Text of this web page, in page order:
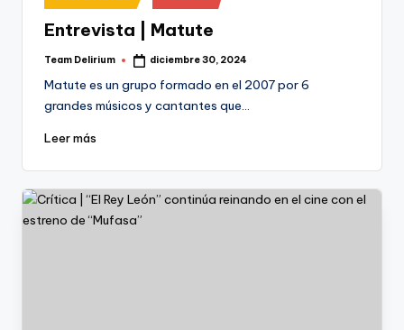
en
Entrevista | Matute
Publicado
Team Delirium diciembre 30, 2024
Matute es un grupo formado en el 2007 por 6
grandes músicos y cantantes que…
Leer más